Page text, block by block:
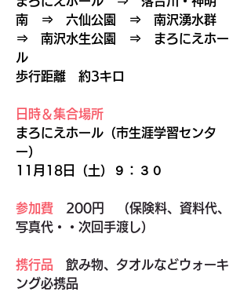
南　⇒　六仙公園　⇒　南沢湧水群
⇒　南沢水生公園　⇒　まろにえホー
ル
歩行距離　約3キロ
日時＆集合場所
まろにえホール（市生涯学習センタ
ー）
11月18日（土）９：３０
参加費 200円　（保険料、資料代、
写真代・・次回手渡し）
携行品 飲み物、タオルなどウォーキ
ング必携品